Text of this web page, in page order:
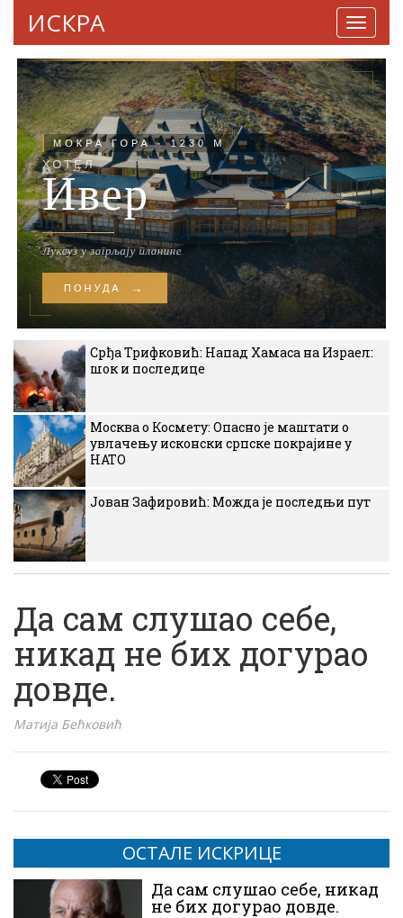
ИСКРА
Срђа Трифковић: Напад Хамаса на Израел:
шок и последице
Москва о Космету: Опасно је маштати о
увлачењу исконски српске покрајине у
НАТО
Јован Зафировић: Можда је последњи пут
Да сам слушао себе,
никад не бих догурао
довде.
Матија Бећковић
ОСТАЛЕ ИСКРИЦЕ
Да сам слушао себе, никад
не бих догурао довде.